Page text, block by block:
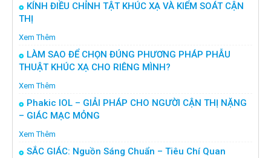
KÍNH ĐIỀU CHỈNH TẬT KHÚC XẠ VÀ KIỂM SOÁT CẬN
THỊ
Xem Thêm
LÀM SAO ĐỂ CHỌN ĐÚNG PHƯƠNG PHÁP PHẪU
THUẬT KHÚC XẠ CHO RIÊNG MÌNH?
Xem Thêm
Phakic IOL – GIẢI PHÁP CHO NGƯỜI CẬN THỊ NẶNG
– GIÁC MẠC MỎNG
Xem Thêm
SẮC GIÁC: Nguồn Sáng Chuẩn – Tiêu Chí Quan